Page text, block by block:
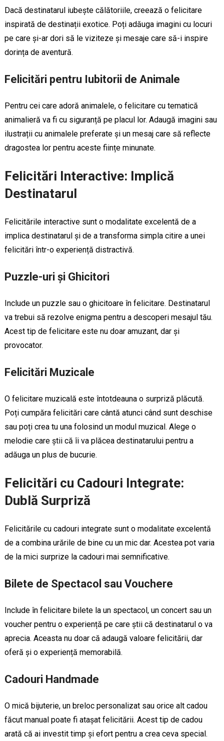
Dacă destinatarul iubește călătoriile, creează o felicitare
inspirată de destinații exotice. Poți adăuga imagini cu locuri
pe care și-ar dori să le viziteze și mesaje care să-i inspire
dorința de aventură.
Felicitări pentru Iubitorii de Animale
Pentru cei care adoră animalele, o felicitare cu tematică
animalieră va fi cu siguranță pe placul lor. Adaugă imagini sau
ilustrații cu animalele preferate și un mesaj care să reflecte
dragostea lor pentru aceste ființe minunate.
Felicitări Interactive: Implică
Destinatarul
Felicitările interactive sunt o modalitate excelentă de a
implica destinatarul și de a transforma simpla citire a unei
felicitări într-o experiență distractivă.
Puzzle-uri și Ghicitori
Include un puzzle sau o ghicitoare în felicitare. Destinatarul
va trebui să rezolve enigma pentru a descoperi mesajul tău.
Acest tip de felicitare este nu doar amuzant, dar și
provocator.
Felicitări Muzicale
O felicitare muzicală este întotdeauna o surpriză plăcută.
Poți cumpăra felicitări care cântă atunci când sunt deschise
sau poți crea tu una folosind un modul muzical. Alege o
melodie care știi că îi va plăcea destinatarului pentru a
adăuga un plus de bucurie.
Felicitări cu Cadouri Integrate:
Dublă Surpriză
Felicitările cu cadouri integrate sunt o modalitate excelentă
de a combina urările de bine cu un mic dar. Acestea pot varia
de la mici surprize la cadouri mai semnificative.
Bilete de Spectacol sau Vouchere
Include în felicitare bilete la un spectacol, un concert sau un
voucher pentru o experiență pe care știi că destinatarul o va
aprecia. Aceasta nu doar că adaugă valoare felicitării, dar
oferă și o experiență memorabilă.
Cadouri Handmade
O mică bijuterie, un breloc personalizat sau orice alt cadou
făcut manual poate fi atașat felicitării. Acest tip de cadou
arată că ai investit timp și efort pentru a crea ceva special.